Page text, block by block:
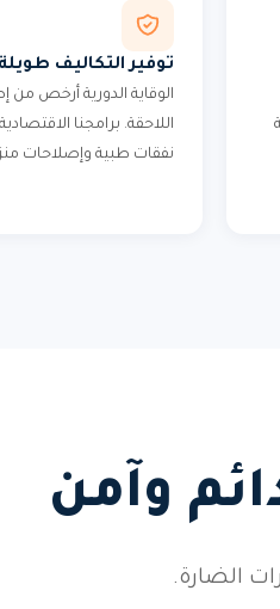
توفير التكاليف
الوقاية الدورية أرخص من
اللاحقة. برامجنا
نفقات طبية وإصلاحات
وآمن
الضارة.